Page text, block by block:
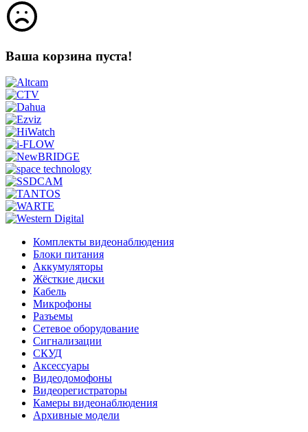
Ваша корзина пуста!
Комплекты видеонаблюдения
Блоки питания
Аккумуляторы
Жёсткие диски
Кабель
Микрофоны
Разъемы
Сетевое оборудование
Сигнализации
СКУД
Аксессуары
Видеодомофоны
Видеорегистраторы
Камеры видеонаблюдения
Архивные модели